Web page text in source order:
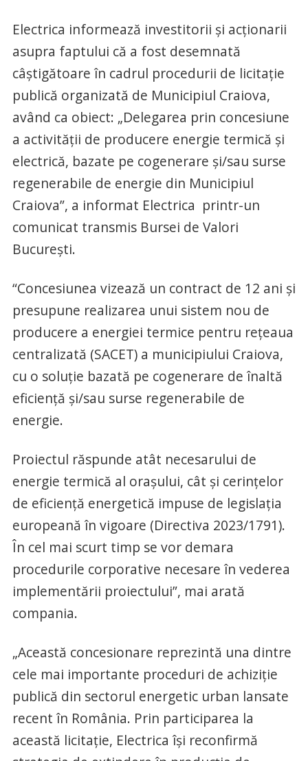
Electrica informează investitorii și acționarii
asupra faptului că a fost desemnată
câștigătoare în cadrul procedurii de licitație
publică organizată de Municipiul Craiova,
având ca obiect: „Delegarea prin concesiune
a activității de producere energie termică și
electrică, bazate pe cogenerare și/sau surse
regenerabile de energie din Municipiul
Craiova”, a informat Electrica printr-un
comunicat transmis Bursei de Valori
București.
“Concesiunea vizează un contract de 12 ani și
presupune realizarea unui sistem nou de
producere a energiei termice pentru rețeaua
centralizată (SACET) a municipiului Craiova,
cu o soluție bazată pe cogenerare de înaltă
eficiență și/sau surse regenerabile de
energie.
Proiectul răspunde atât necesarului de
energie termică al orașului, cât și cerințelor
de eficiență energetică impuse de legislația
europeană în vigoare (Directiva 2023/1791).
În cel mai scurt timp se vor demara
procedurile corporative necesare în vederea
implementării proiectului”, mai arată
compania.
„Această concesionare reprezintă una dintre
cele mai importante proceduri de achiziție
publică din sectorul energetic urban lansate
recent în România. Prin participarea la
această licitație, Electrica își reconfirmă